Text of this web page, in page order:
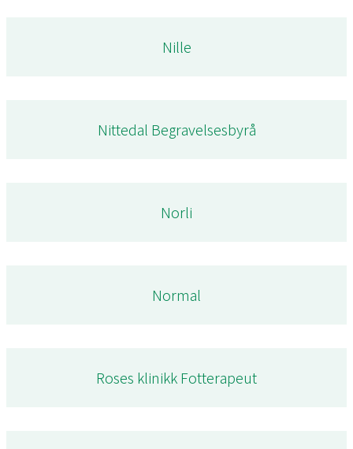
Nille
Nittedal Begravelsesbyrå
Norli
Normal
Roses klinikk Fotterapeut